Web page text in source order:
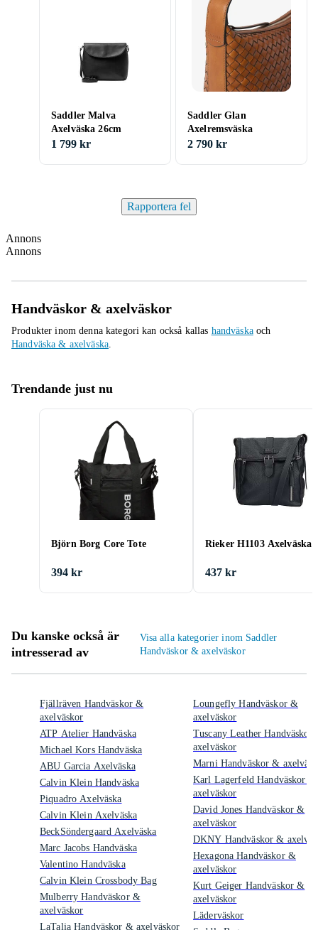
Saddler Malva
Axelväska 26cm
1 799 kr
Saddler Glan
Axelremsväska
2 790 kr
Rapportera fel
Annons
Annons
Handväskor & axelväskor
Produkter inom denna kategori kan också kallas handväskaoch
Handväska & axelväska.
Trendande just nu
Björn Borg Core Tote
394 kr
Rieker H1103 Axelväska
437 kr
Du kanske också är
intresserad av
Visa alla kategorier inom Saddler
Handväskor & axelväskor
Fjällräven Handväskor &
axelväskor
ATP Atelier Handväska
Michael Kors Handväska
ABU Garcia Axelväska
Calvin Klein Handväska
Piquadro Axelväska
Calvin Klein Axelväska
BeckSöndergaard Axelväska
Marc Jacobs Handväska
Valentino Handväska
Calvin Klein Crossbody Bag
Mulberry Handväskor &
axelväskor
LaTalia Handväskor & axelväskor
Loungefly Handväskor &
axelväskor
Tuscany Leather Handväskor
axelväskor
Marni Handväskor &
Karl Lagerfeld Handväskor &
axelväskor
David Jones Handväskor &
axelväskor
DKNY Handväskor &
Hexagona Handväskor &
axelväskor
Kurt Geiger Handväskor &
axelväskor
Läderväskor